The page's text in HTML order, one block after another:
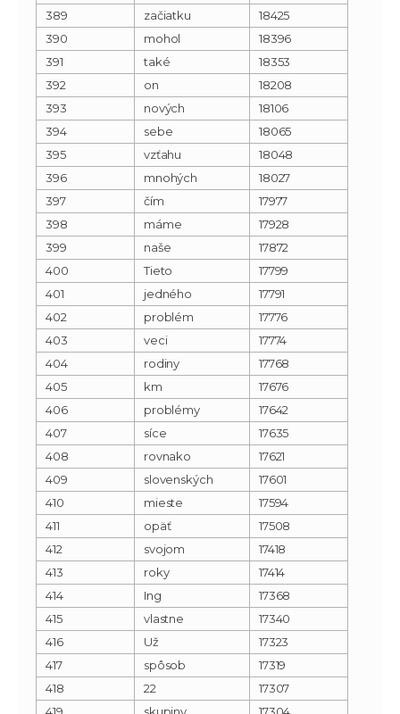
389
začiatku
18425
390
mohol
18396
391
také
18353
392
on
18208
393
nových
18106
394
sebe
18065
395
vzťahu
18048
396
mnohých
18027
397
čím
17977
398
máme
17928
399
naše
17872
400
Tieto
17799
401
jedného
17791
402
problém
17776
403
veci
17774
404
rodiny
17768
405
km
17676
406
problémy
17642
407
síce
17635
408
rovnako
17621
409
slovenských
17601
410
mieste
17594
411
opäť
17508
412
svojom
17418
413
roky
17414
414
Ing
17368
415
vlastne
17340
416
Už
17323
417
spôsob
17319
418
22
17307
419
skupiny 17304